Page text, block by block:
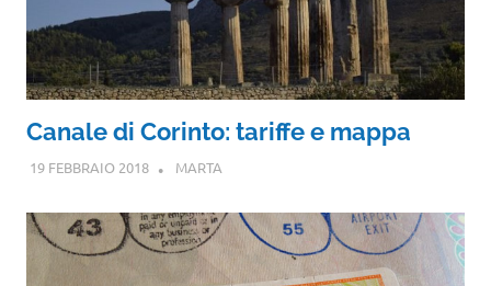
Canale di Corinto: tariffe e mappa
19 FEBBRAIO 2018 MARTA